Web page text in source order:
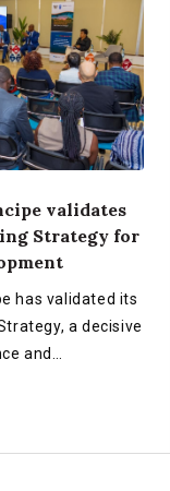
validates
Strategy for
has validated its
a decisive
and